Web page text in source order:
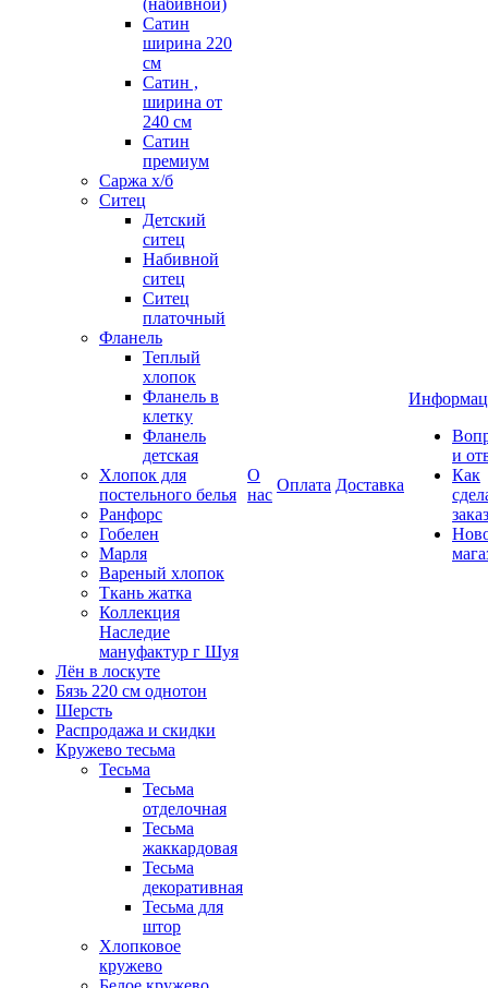
Сатин
ширина 220
см
Сатин ,
ширина от
240 см
Сатин
премиум
Саржа х/б
Ситец
Детский
ситец
Набивной
ситец
Ситец
платочный
Фланель
Теплый
хлопок
Фланель в
клетку
Фланель
детская
Хлопок для
постельного белья
Ранфорс
Гобелен
Марля
Вареный хлопок
Ткань жатка
Коллекция
Наследие
мануфактур г Шуя
Лён в лоскуте
Бязь 220 см однотон
Шерсть
Распродажа и скидки
Кружево тесьма
Тесьма
Тесьма
отделочная
Тесьма
жаккардовая
Тесьма
декоративная
Тесьма для
штор
Хлопковое
кружево
О
нас
Оплата Доставка
и
Как
заказ